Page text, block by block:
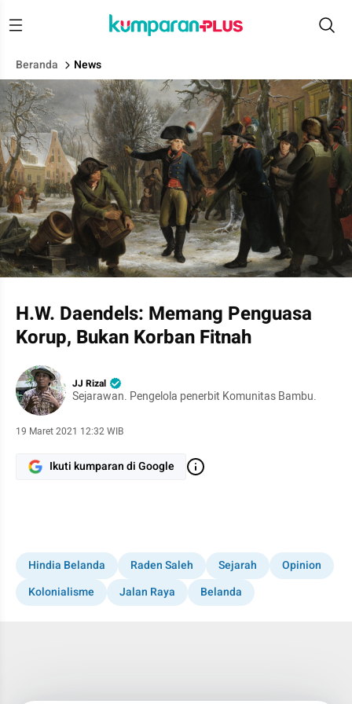
Beranda News
H.W. Daendels: Memang Penguasa
Korup, Bukan Korban Fitnah
JJ Rizal
Sejarawan. Pengelola penerbit Komunitas Bambu.
19 Maret 2021 12:32 WIB
Ikuti kumparan di Google
Hindia Belanda Raden Saleh Sejarah
Opinion
Kolonialisme
Jalan Raya Belanda